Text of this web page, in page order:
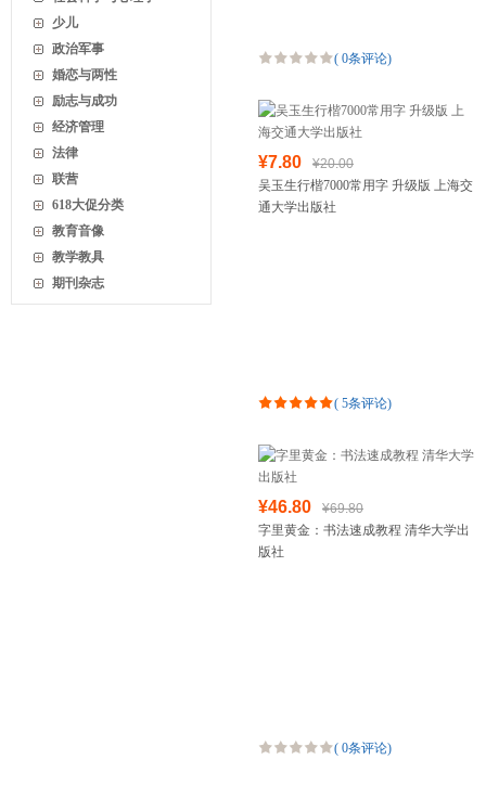
少儿
政治军事
婚恋与两性
励志与成功
经济管理
法律
联营
618大促分类
教育音像
教学教具
期刊杂志
( 0条评论)
¥7.80
¥20.00
吴玉生行楷7000常用字 升级版 上海交
通大学出版社
( 5条评论)
¥46.80
¥69.80
字里黄金：书法速成教程 清华大学出
版社
( 0条评论)